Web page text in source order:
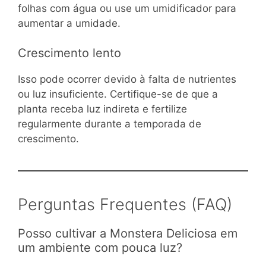
folhas com água ou use um umidificador para
aumentar a umidade.
Crescimento lento
Isso pode ocorrer devido à falta de nutrientes
ou luz insuficiente. Certifique-se de que a
planta receba luz indireta e fertilize
regularmente durante a temporada de
crescimento.
Perguntas Frequentes (FAQ)
Posso cultivar a Monstera Deliciosa em
um ambiente com pouca luz?